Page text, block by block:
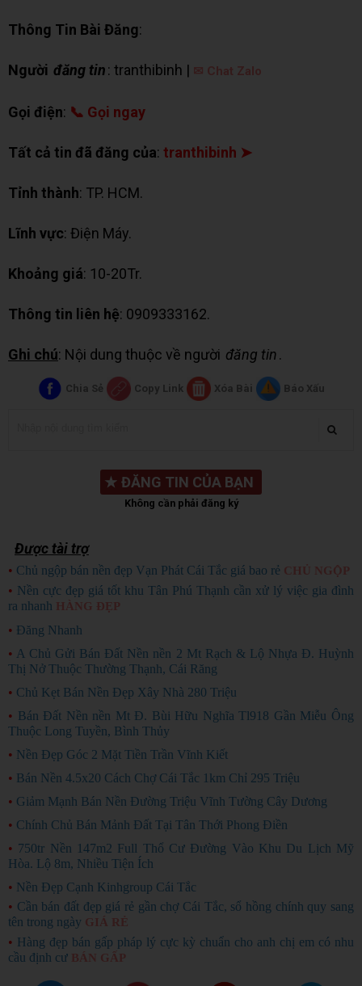
Thông Tin Bài Đăng:
Người đăng tin: tranthibinh | ✉ Chat Zalo
Gọi điện: 📞 Gọi ngay
Tất cả tin đã đăng của: tranthibinh ➤
Tỉnh thành: TP. HCM.
Lĩnh vực: Điện Máy.
Khoảng giá: 10-20Tr.
Thông tin liên hệ: 0909333162.
Ghi chú: Nội dung thuộc về người đăng tin.
Chia Sẻ Copy Link Xóa Bài Báo Xấu
★ ĐĂNG TIN CỦA BẠN
Không cần phải đăng ký
Được tài trợ
• Chủ ngộp bán nền đẹp Vạn Phát Cái Tắc giá bao rẻ CHỦ NGỘP
• Nền cực đẹp giá tốt khu Tân Phú Thạnh cần xử lý việc gia đình
ra nhanh HÀNG ĐẸP
• Đăng Nhanh
• A Chủ Gửi Bán Đất Nền nền 2 Mt Rạch & Lộ Nhựa Đ. Huỳnh
Thị Nở Thuộc Thường Thạnh, Cái Răng
• Chủ Kẹt Bán Nền Đẹp Xây Nhà 280 Triệu
• Bán Đất Nền nền Mt Đ. Bùi Hữu Nghĩa Tl918 Gần Miễu Ông
Thuộc Long Tuyền, Bình Thủy
• Nền Đẹp Góc 2 Mặt Tiền Trần Vĩnh Kiết
• Bán Nền 4.5x20 Cách Chợ Cái Tắc 1km Chỉ 295 Triệu
• Giảm Mạnh Bán Nền Đường Triệu Vĩnh Tường Cây Dương
• Chính Chủ Bán Mảnh Đất Tại Tân Thới Phong Điền
• 750tr Nền 147m2 Full Thổ Cư Đường Vào Khu Du Lịch Mỹ
Hòa. Lộ 8m, Nhiều Tiện Ích
• Nền Đẹp Cạnh Kinhgroup Cái Tắc
• Cần bán đất đẹp giá rẻ gần chợ Cái Tắc, sổ hồng chính quy sang
tên trong ngày GIÁ RẺ
• Hàng đẹp bán gấp pháp lý cực kỳ chuẩn cho anh chị em có nhu
cầu định cư BÁN GẤP